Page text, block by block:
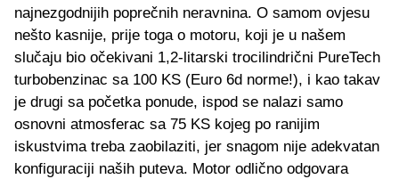
najnezgodnijih poprečnih neravnina. O samom ovjesu
nešto kasnije, prije toga o motoru, koji je u našem
slučaju bio očekivani 1,2-litarski trocilindrični PureTech
turbobenzinac sa 100 KS (Euro 6d norme!), i kao takav
je drugi sa početka ponude, ispod se nalazi samo
osnovni atmosferac sa 75 KS kojeg po ranijim
iskustvima treba zaobilaziti, jer snagom nije adekvatan
konfiguraciji naših puteva. Motor odlično odgovara